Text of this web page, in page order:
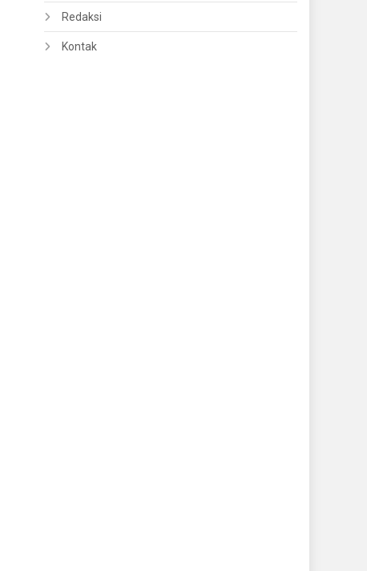
Redaksi
Kontak